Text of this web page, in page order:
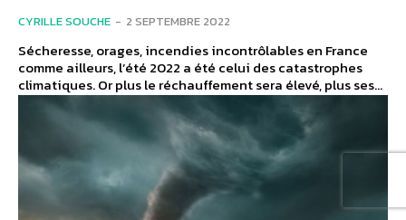
CYRILLE SOUCHE - 2 SEPTEMBRE 2022
Sécheresse, orages, incendies incontrôlables en France
comme ailleurs, l’été 2022 a été celui des catastrophes
climatiques. Or plus le réchauffement sera élevé, plus ses...